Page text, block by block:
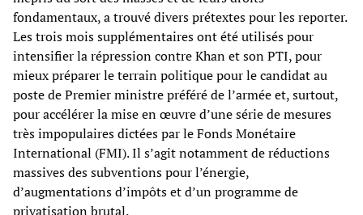
fondamentaux, a trouvé divers prétextes pour les reporter.
Les trois mois supplémentaires ont été utilisés pour
intensifier la répression contre Khan et son PTI, pour
mieux préparer le terrain politique pour le candidat au
poste de Premier ministre préféré de l’armée et, surtout,
pour accélérer la mise en œuvre d’une série de mesures
très impopulaires dictées par le Fonds Monétaire
International (FMI). Il s’agit notamment de réductions
massives des subventions pour l’énergie,
d’augmentations d’impôts et d’un programme de
privatisation brutal.